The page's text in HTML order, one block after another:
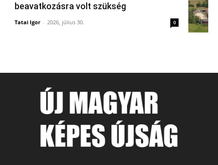
beavatkozásra volt szükség
Tatai Igor - 2026, július 30. 0